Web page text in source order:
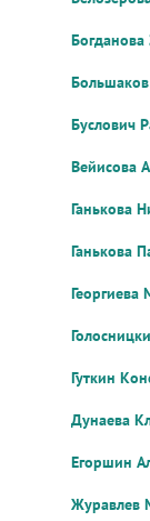
Буслович
Вейисова
Ганькова
Ганькова
Гуткин
Дунаева
Егоршин
Журавлев